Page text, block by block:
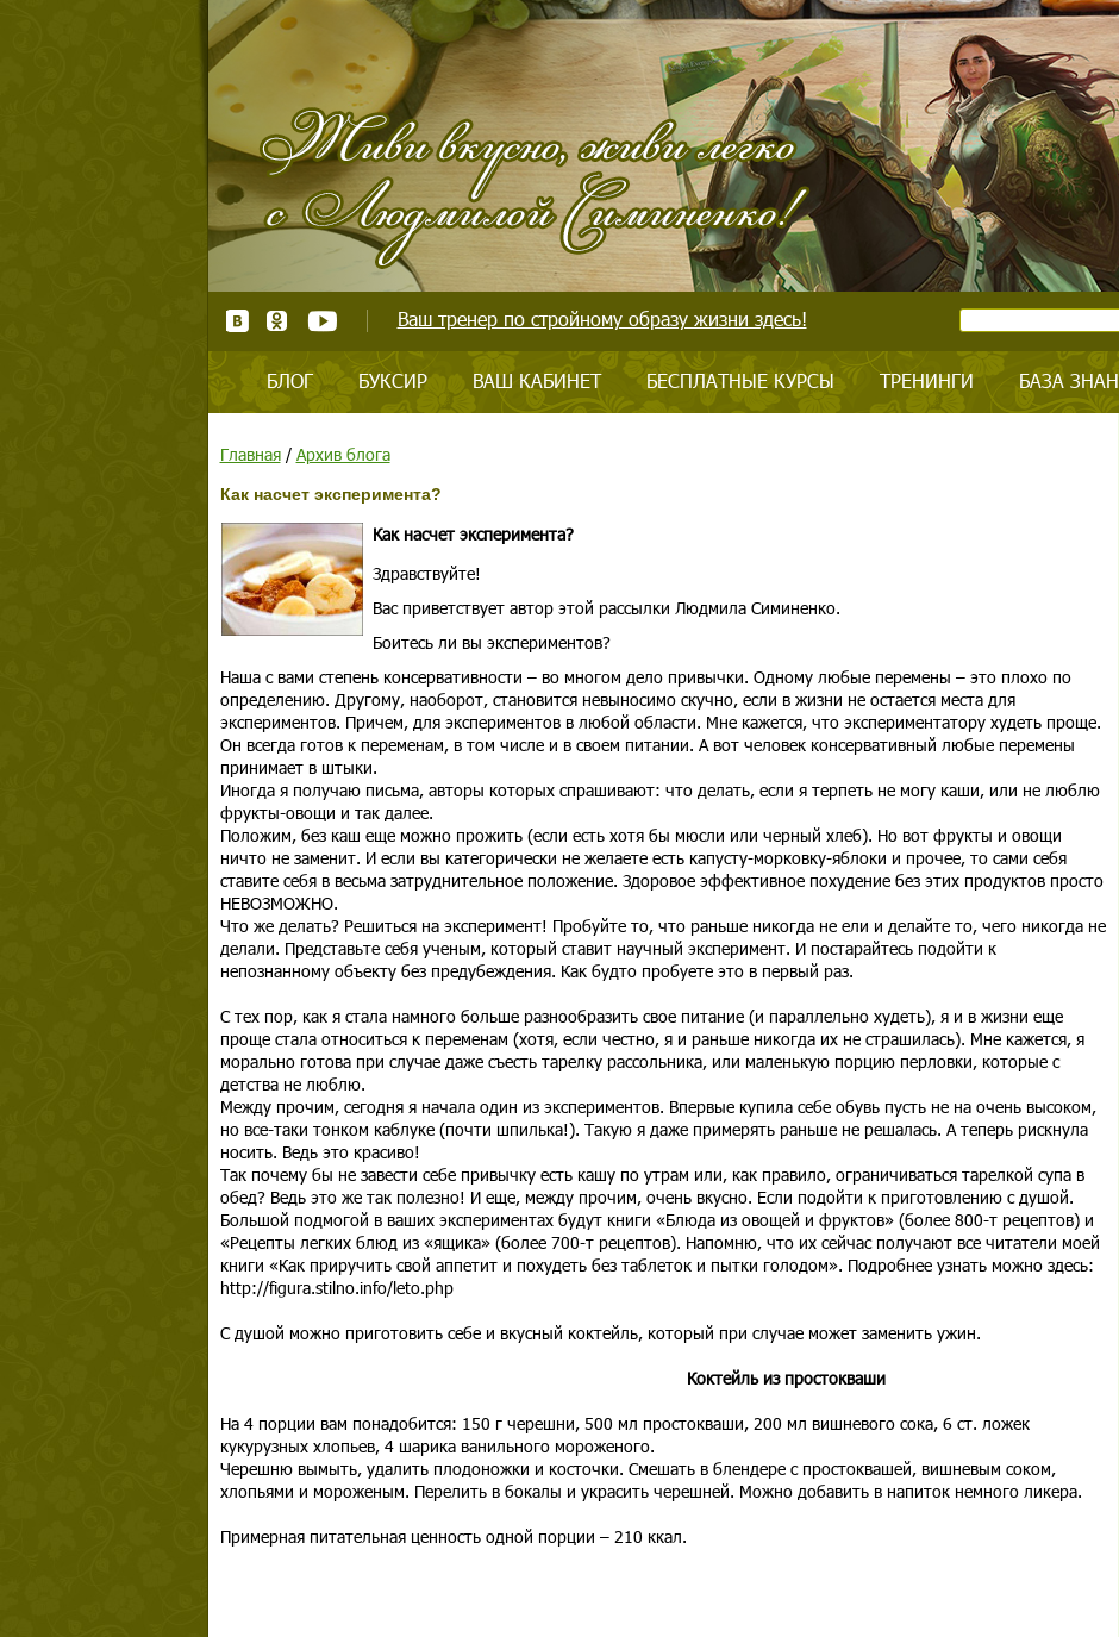
Ваш тренер по стройному образу жизни здесь!
БЛОГ БУКСИР ВАШ КАБИНЕТ БЕСПЛАТНЫЕ КУРСЫ ТРЕНИНГИ БАЗА
Главная/ Архив блога
Как насчет эксперимента?
Как насчет эксперимента?
Здравствуйте!
Вас приветствует автор этой рассылки Людмила Симиненко.
Боитесь ли вы экспериментов?
Наша с вами степень консервативности – во многом дело привычки. Одному любые перемены – это плохо по
определению. Другому, наоборот, становится невыносимо скучно, если в жизни не остается места для
экспериментов. Причем, для экспериментов в любой области. Мне кажется, что экспериментатору худеть проще.
Он всегда готов к переменам, в том числе и в своем питании. А вот человек консервативный любые перемены
принимает в штыки.
Иногда я получаю письма, авторы которых спрашивают: что делать, если я терпеть не могу каши, или не люблю
фрукты-овощи и так далее.
Положим, без каш еще можно прожить (если есть хотя бы мюсли или черный хлеб). Но вот фрукты и овощи
ничто не заменит. И если вы категорически не желаете есть капусту-морковку-яблоки и прочее, то сами себя
ставите себя в весьма затруднительное положение. Здоровое эффективное похудение без этих продуктов просто
НЕВОЗМОЖНО.
Что же делать? Решиться на эксперимент! Пробуйте то, что раньше никогда не ели и делайте то, чего никогда не
делали. Представьте себя ученым, который ставит научный эксперимент. И постарайтесь подойти к
непознанному объекту без предубеждения. Как будто пробуете это в первый раз.
С тех пор, как я стала намного больше разнообразить свое питание (и параллельно худеть), я и в жизни еще
проще стала относиться к переменам (хотя, если честно, я и раньше никогда их не страшилась). Мне кажется, я
морально готова при случае даже съесть тарелку рассольника, или маленькую порцию перловки, которые с
детства не люблю.
Между прочим, сегодня я начала один из экспериментов. Впервые купила себе обувь пусть не на очень высоком,
но все-таки тонком каблуке (почти шпилька!). Такую я даже примерять раньше не решалась. А теперь рискнула
носить. Ведь это красиво!
Так почему бы не завести себе привычку есть кашу по утрам или, как правило, ограничиваться тарелкой супа в
обед? Ведь это же так полезно! И еще, между прочим, очень вкусно. Если подойти к приготовлению с душой.
Большой подмогой в ваших экспериментах будут книги «Блюда из овощей и фруктов» (более 800-т рецептов) и
«Рецепты легких блюд из «ящика» (более 700-т рецептов). Напомню, что их сейчас получают все читатели моей
книги «Как приручить свой аппетит и похудеть без таблеток и пытки голодом». Подробнее узнать можно здесь:
http://figura.stilno.info/leto.php
С душой можно приготовить себе и вкусный коктейль, который при случае может заменить ужин.
Коктейль из простокваши
На 4 порции вам понадобится: 150 г черешни, 500 мл простокваши, 200 мл вишневого сока, 6 ст. ложек
кукурузных хлопьев, 4 шарика ванильного мороженого.
Черешню вымыть, удалить плодоножки и косточки. Смешать в блендере с простоквашей, вишневым соком,
хлопьями и мороженым. Перелить в бокалы и украсить черешней. Можно добавить в напиток немного ликера.
Примерная питательная ценность одной порции – 210 ккал.